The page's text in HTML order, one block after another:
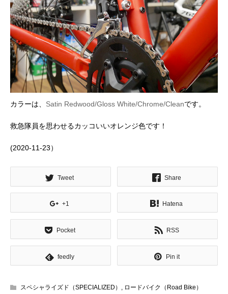
カラーは、 Satin Redwood/Gloss White/Chrome/Cleanです。
救急隊員を思わせるカッコいいオレンジ色です！
(2020-11-23）
Tweet Share
+1 Hatena
Pocket RSS
feedly Pin it
スペシャライズド（SPECIALIZED） , ロードバイク（Road Bike）